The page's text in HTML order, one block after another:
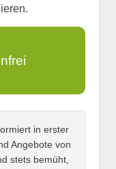
in erster
Angebote von
stets bemüht,